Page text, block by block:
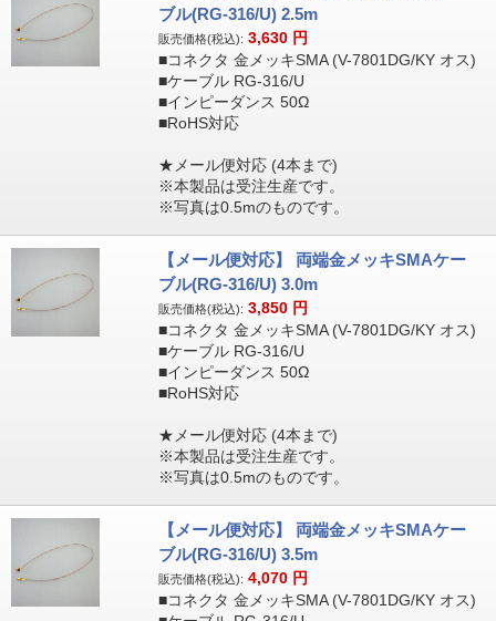
ブル(RG-316/U) 2.5m
販売価格(税込): 3,630 円
■コネクタ 金メッキSMA (V-7801DG/KY オス)
■ケーブル RG-316/U
■インピーダンス 50Ω
■RoHS対応
★メール便対応 (4本まで)
※本製品は受注生産です。
※写真は0.5mのものです。
【メール便対応】 両端金メッキSMAケー
ブル(RG-316/U) 3.0m
販売価格(税込): 3,850 円
■コネクタ 金メッキSMA (V-7801DG/KY オス)
■ケーブル RG-316/U
■インピーダンス 50Ω
■RoHS対応
★メール便対応 (4本まで)
※本製品は受注生産です。
※写真は0.5mのものです。
【メール便対応】 両端金メッキSMAケー
ブル(RG-316/U) 3.5m
販売価格(税込): 4,070 円
■コネクタ 金メッキSMA (V-7801DG/KY オス)